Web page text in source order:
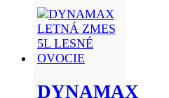
DYNAMAX